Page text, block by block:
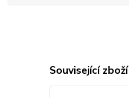
Související zboží